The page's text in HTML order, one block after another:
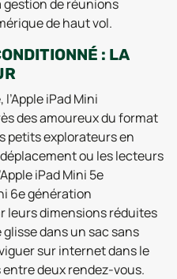
gestion de réunions
de haut vol.
: LA
iPad Mini
des amoureux du format
petits explorateurs en
ou les lecteurs
iPad Mini 5e
6e génération
leurs dimensions réduites
dans un sac sans
sur internet dans le
deux rendez-vous.